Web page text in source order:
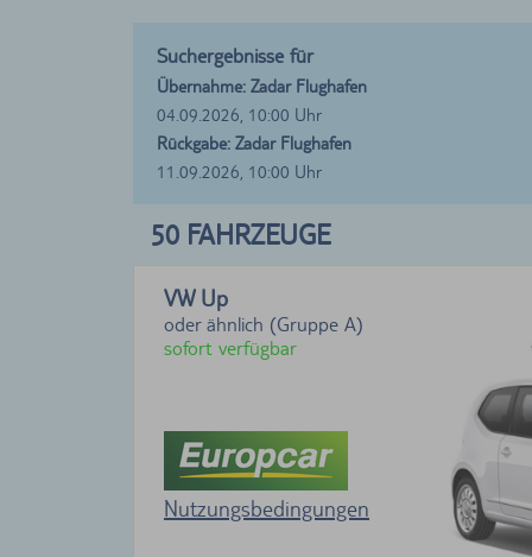
Suchergebnisse für
Übernahme: Zadar Flughafen
04.09.2026, 10:00 Uhr
Rückgabe: Zadar Flughafen
11.09.2026, 10:00 Uhr
50 FAHRZEUGE
VW Up
oder ähnlich (Gruppe A)
sofort verfügbar
Nutzungsbedingungen